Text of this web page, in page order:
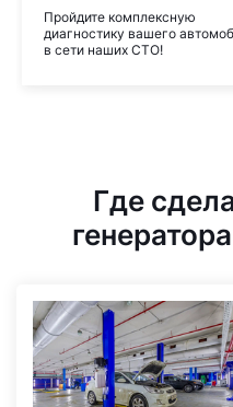
Пройдите комплексную
диагностику вашего
в сети наших СТО!
Где